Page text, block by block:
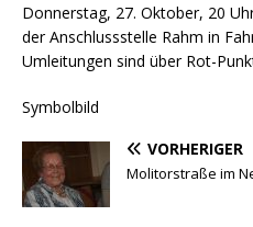
Donnerstag, 27. Oktober, 20
der Anschlussstelle Rahm in
Umleitungen sind über Rot-
Symbolbild
VORHERIGER
Molitorstraße im